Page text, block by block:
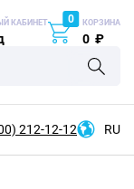
КАБИНЕТ 0 КОРЗИНА
0 ₽
212-12-12 RU